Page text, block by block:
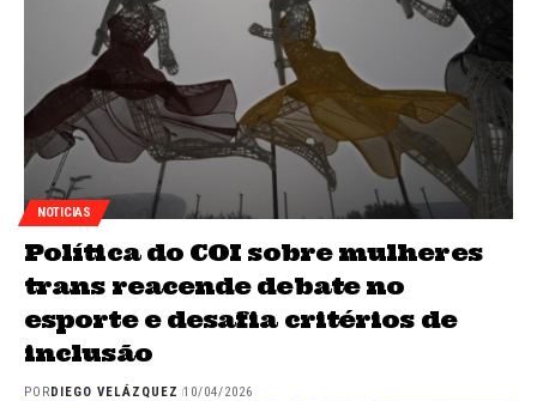
NOTICIAS
Política do COI sobre mulheres
trans reacende debate no
esporte e desafia critérios de
inclusão
PORDIEGO VELÁZQUEZ 10/04/2026